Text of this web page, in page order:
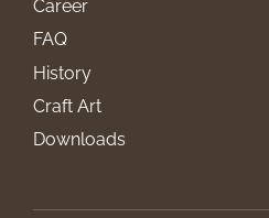
Career
FAQ
History
Craft Art
Downloads